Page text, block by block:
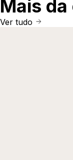
Mais
Ver tudo